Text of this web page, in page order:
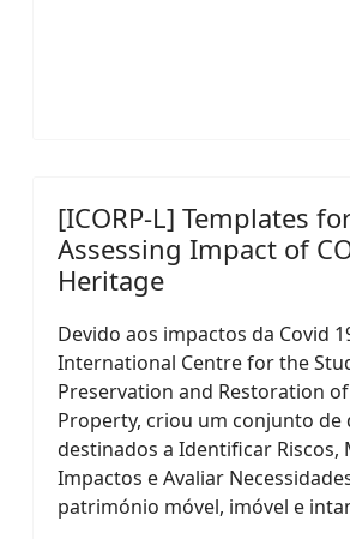
[ICORP-L] Templates
Assessing Impact of
Heritage
Devido aos impactos da Covid
International Centre for the
Preservation and Restoration
Property, criou um conjunto de
destinados a Identificar
Impactos e Avaliar
património móvel, imóvel e